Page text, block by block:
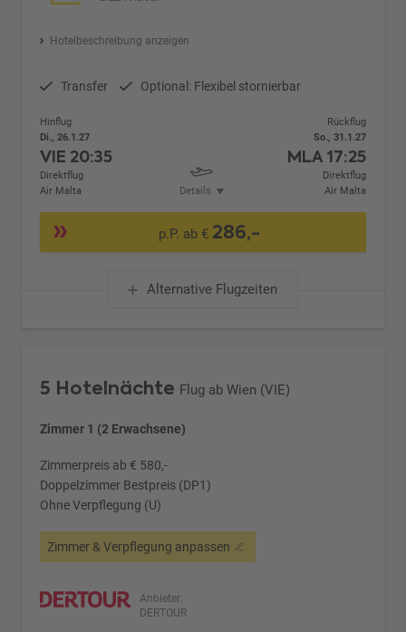
Hotelbeschreibung anzeigen
Transfer Optional: Flexibel stornierbar
Hinflug
Di., 26.1.27
VIE 20:35
Direktflug
Air Malta
Details
Rückflug
So., 31.1.27
MLA 17:25
Direktflug
Air Malta
p.P. ab € 286,-
Alternative Flugzeiten
5 Hotelnächte Flug ab Wien (VIE)
Zimmer 1 (2 Erwachsene)
Zimmerpreis ab € 580,-
Doppelzimmer Bestpreis (DP1)
Ohne Verpflegung (U)
Zimmer & Verpflegung anpassen
Anbieter:
DERTOUR